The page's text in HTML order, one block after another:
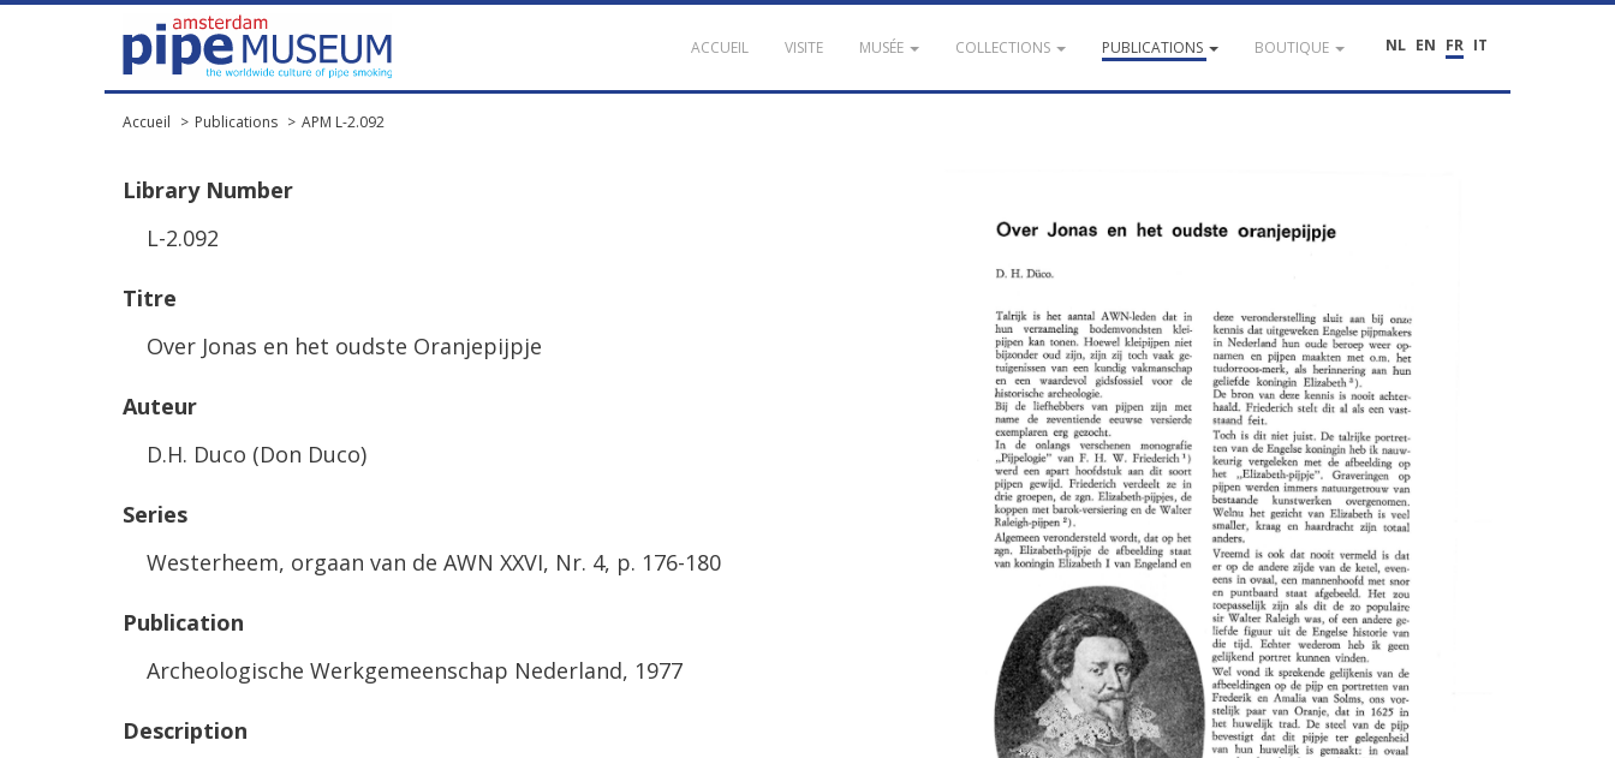
NL EN FR IT
ACCUEIL VISITE MUSÉE COLLECTIONS PUBLICATIONS BOUTIQUE
Accueil Publications APM L-2.092
Library Number
L-2.092
Titre
Over Jonas en het oudste Oranjepijpje
Auteur
D.H. Duco (Don Duco)
Series
Westerheem, orgaan van de AWN XXVI, Nr. 4, p. 176-180
Publication
Archeologische Werkgemeenschap Nederland, 1977
Description